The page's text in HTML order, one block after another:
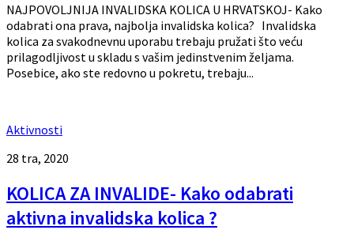
NAJPOVOLJNIJA INVALIDSKA KOLICA U HRVATSKOJ- Kako
odabrati ona prava, najbolja invalidska kolica? Invalidska
kolica za svakodnevnu uporabu trebaju pružati što veću
prilagodljivost u skladu s vašim jedinstvenim željama.
Posebice, ako ste redovno u pokretu, trebaju...
Aktivnosti
28 tra, 2020
KOLICA ZA INVALIDE- Kako odabrati
aktivna invalidska kolica ?